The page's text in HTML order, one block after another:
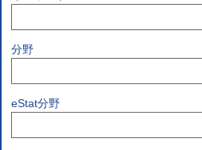
分野
eStat分野